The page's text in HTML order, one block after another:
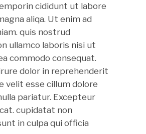
cididunt ut labore
aliqa. Ut enim ad
quis nostrud
ullamco laboris nisi ut
commodo consequat.
dolor in reprehenderit
velit esse cillum dolore
pariatur. Excepteur
cupidatat non
in culpa qui officia